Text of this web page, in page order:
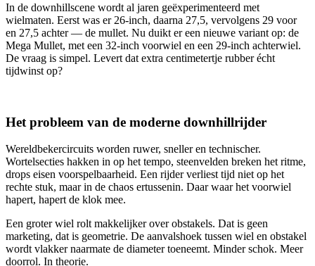
In de downhillscene wordt al jaren geëxperimenteerd met
wielmaten. Eerst was er 26-inch, daarna 27,5, vervolgens 29 voor
en 27,5 achter — de mullet. Nu duikt er een nieuwe variant op: de
Mega Mullet, met een 32-inch voorwiel en een 29-inch achterwiel.
De vraag is simpel. Levert dat extra centimetertje rubber écht
tijdwinst op?
Het probleem van de moderne downhillrijder
Wereldbekercircuits worden ruwer, sneller en technischer.
Wortelsecties hakken in op het tempo, steenvelden breken het ritme,
drops eisen voorspelbaarheid. Een rijder verliest tijd niet op het
rechte stuk, maar in de chaos ertussenin. Daar waar het voorwiel
hapert, hapert de klok mee.
Een groter wiel rolt makkelijker over obstakels. Dat is geen
marketing, dat is geometrie. De aanvalshoek tussen wiel en obstakel
wordt vlakker naarmate de diameter toeneemt. Minder schok. Meer
doorrol. In theorie.